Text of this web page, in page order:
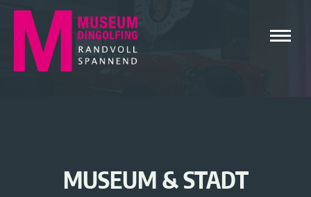
MUSEUM & STADT